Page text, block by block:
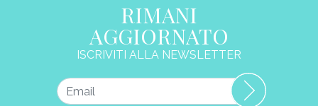
RIMANI
AGGIORNATO
ISCRIVITI ALLA NEWSLETTER